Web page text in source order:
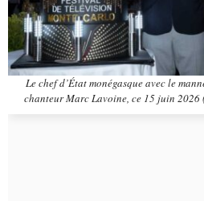
Le chef d’État monégasque avec le
chanteur Marc Lavoine, ce 15 juin 2026